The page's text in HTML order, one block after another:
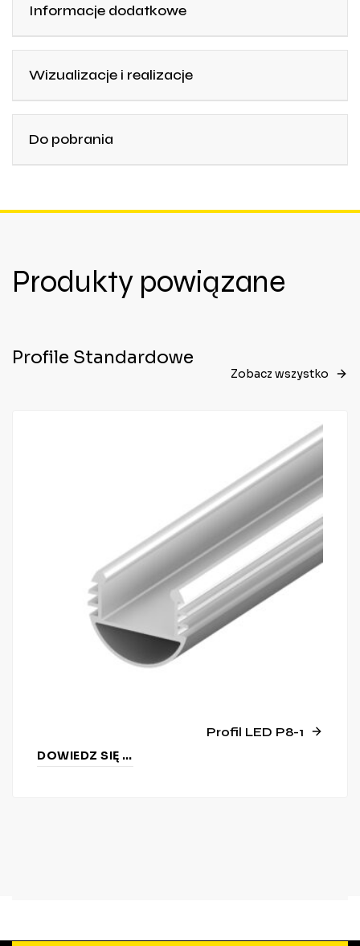
Informacje dodatkowe
Wizualizacje i realizacje
Do pobrania
Produkty powiązane
Profile Standardowe
Zobacz wszystko
Profil LED P8-1
DOWIEDZ SIĘ WIĘCEJ